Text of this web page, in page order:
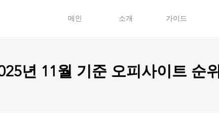
메인 소개 가이드
년 11월 기준 오피사이트 순위